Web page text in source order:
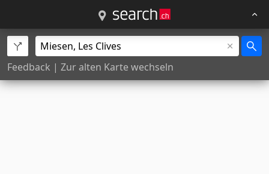
Feedback | Zur alten Karte wechseln